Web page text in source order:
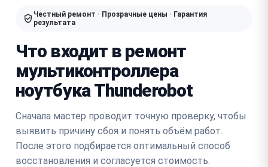
Честный ремонт · Прозрачные цены · Гарантия
результата
Что входит в ремонт
мультиконтроллера
ноутбука Thunderobot
Сначала мастер проводит точную проверку, чтобы
выявить причину сбоя и понять объём работ.
После этого подбирается оптимальный способ
восстановления и согласуется стоимость.